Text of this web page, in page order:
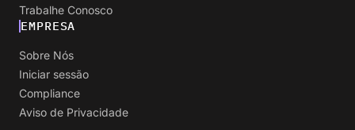
Trabalhe Conosco
EMPRESA
Sobre Nós
Iniciar sessão
Compliance
Aviso de Privacidade